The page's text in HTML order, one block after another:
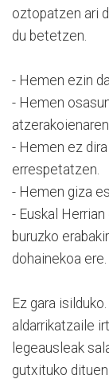
oztopatzen ari
du betetzen.
- Hemen ezin
- Hemen
- Hemen ez
errespetatzen.
- Hemen giza
- Euskal
buruzko
dohainekoa ere.
Ez gara
aldarrikatzaile
legeausleak
gutxituko